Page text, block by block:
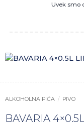
Uvek smo
ALKOHOLNA PIĆA / PIVO
BAVARIA